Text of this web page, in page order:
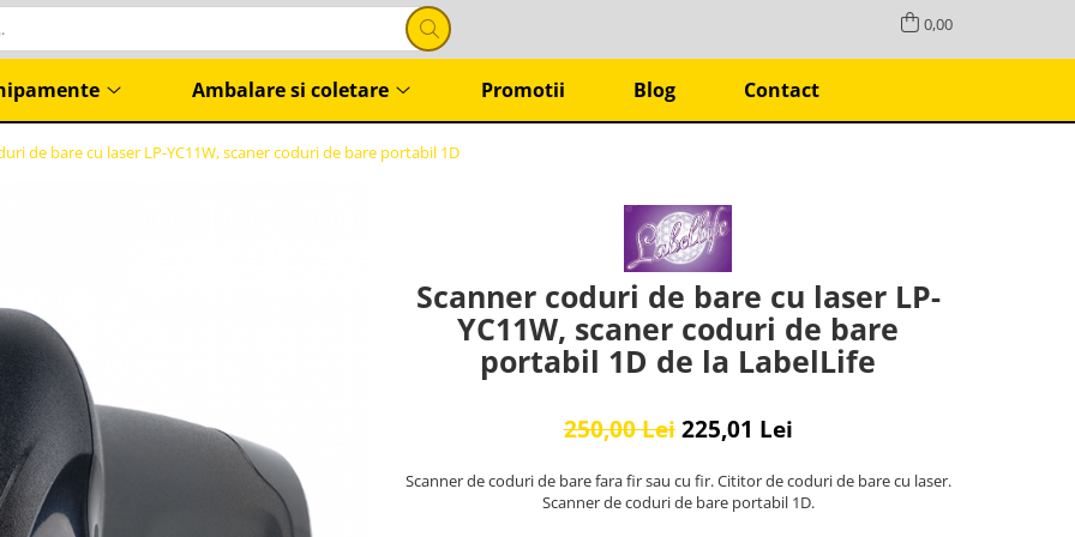
0,00
Ambalare si coletare Promotii Blog Contact
de bare cu laser LP-YC11W, scaner coduri de bare portabil 1D
Scanner coduri de bare cu laser LP-
YC11W, scaner coduri de bare
portabil 1D de la LabelLife
250,00 Lei 225,01 Lei
Scanner de coduri de bare fara fir sau cu fir. Cititor de coduri de bare cu laser.
Scanner de coduri de bare portabil 1D.